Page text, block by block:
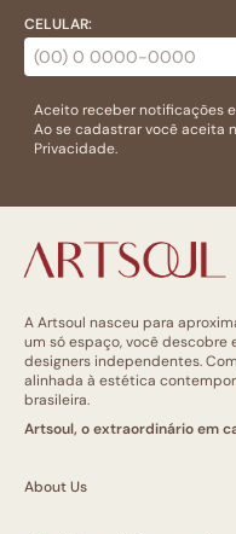
CELULAR:
Aceito receber notificações
Ao se cadastrar você aceita
Privacidade.
A Artsoul nasceu para
um só espaço, você
designers independentes.
alinhada à estética
brasileira.
Artsoul, o extraordinário em
About Us